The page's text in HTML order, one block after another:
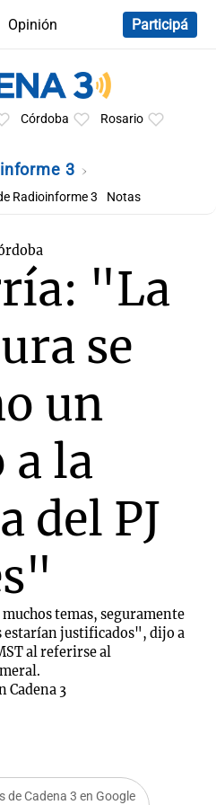
Opinión
Participá
Córdoba Rosario
3
Radioinforme 3 Notas
"La
se
un
la
del PJ
temas, seguramente
estarían justificados", dijo a
al referirse al
Cadena 3
de Cadena 3 en Google